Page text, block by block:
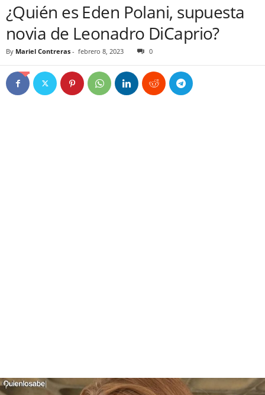
¿Quién es Eden Polani, supuesta
novia de Leonadro DiCaprio?
By Mariel Contreras - febrero 8, 2023 0